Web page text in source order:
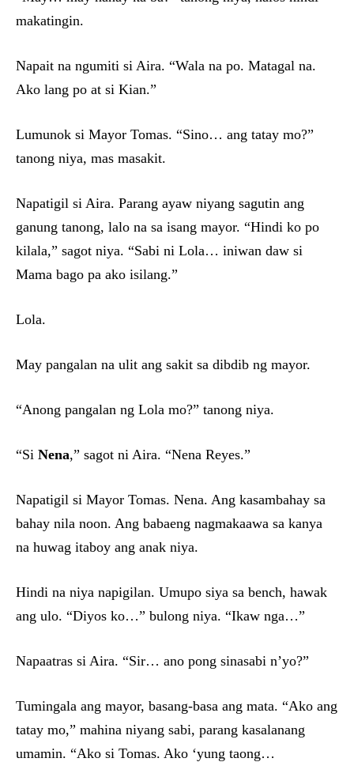
makatingin.
Napait na ngumiti si Aira. “Wala na po. Matagal na.
Ako lang po at si Kian.”
Lumunok si Mayor Tomas. “Sino… ang tatay mo?”
tanong niya, mas masakit.
Napatigil si Aira. Parang ayaw niyang sagutin ang
ganung tanong, lalo na sa isang mayor. “Hindi ko po
kilala,” sagot niya. “Sabi ni Lola… iniwan daw si
Mama bago pa ako isilang.”
Lola.
May pangalan na ulit ang sakit sa dibdib ng mayor.
“Anong pangalan ng Lola mo?” tanong niya.
“Si Nena,” sagot ni Aira. “Nena Reyes.”
Napatigil si Mayor Tomas. Nena. Ang kasambahay sa
bahay nila noon. Ang babaeng nagmakaawa sa kanya
na huwag itaboy ang anak niya.
Hindi na niya napigilan. Umupo siya sa bench, hawak
ang ulo. “Diyos ko…” bulong niya. “Ikaw nga…”
Napaatras si Aira. “Sir… ano pong sinasabi n’yo?”
Tumingala ang mayor, basang-basa ang mata. “Ako ang
tatay mo,” mahina niyang sabi, parang kasalanang
umamin. “Ako si Tomas. Ako ‘yung taong…